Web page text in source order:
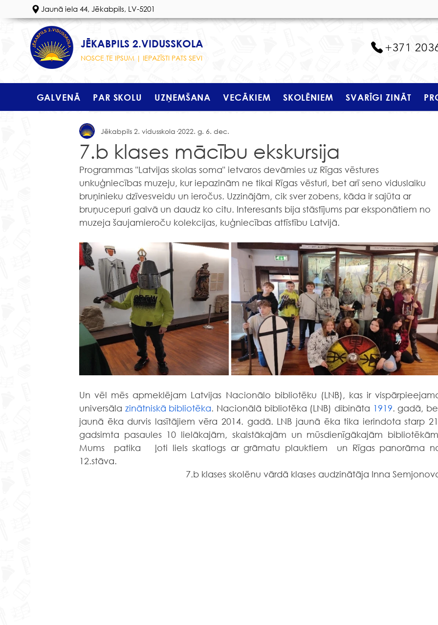
Jaunā iela 44, Jēkabpils, LV-5201
JĒKABPILS 2.VIDUSSKOLA
NOSCE TE IPSUM | IEPAZĪSTI PATS SEVI
+371
GALVENĀ PAR SKOLU UZŅEMŠANA VECĀKIEM SKOLĒNIEM SVARĪGI ZINĀT
7.b klases mācību ekskursija
Jēkabpils 2. vidusskola 2022. g. 6. dec.
Programmas "Latvijas skolas soma" ietvaros devāmies uz Rīgas vēstures
unkuģniecības muzeju, kur iepazinām ne tikai Rīgas vēsturi, bet arī seno viduslaiku
bruņinieku dzīvesveidu un ieročus. Uzzinājām, cik sver zobens, kāda ir sajūta ar
bruņucepuri galvā un daudz ko citu. Interesants bija stāstījums par eksponātiem no
muzeja šaujamieroču kolekcijas, kuģniecības attīstību Latvijā.
Un vēl mēs apmeklējam Latvijas Nacionālo bibliotēku (LNB), kas ir
universāla zinātniskā bibliotēka. Nacionālā bibliotēka (LNB) dibināta 1919. gadā,
jaunā ēka durvis lasītājiem vēra 2014. gadā. LNB jaunā ēka tika ierindota starp
gadsimta pasaules 10 lielākajām, skaistākajām un mūsdienīgākajām
Mums  patika   ļoti liels skatlogs ar grāmatu plauktiem  un Rīgas panorāma
12.stāva.
7.b klases skolēnu vārdā klases audzinātāja Inna